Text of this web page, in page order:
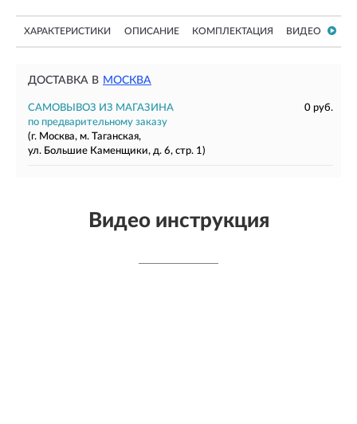
ХАРАКТЕРИСТИКИ ОПИСАНИЕ КОМПЛЕКТАЦИЯ ВИДЕО
ДОСТАВКА В МОСКВА
САМОВЫВОЗ ИЗ МАГАЗИНА
0 руб.
по предварительному заказу
(г. Москва, м. Таганская,
ул. Большие Каменщики, д. 6, стр. 1)
Видео инструкция